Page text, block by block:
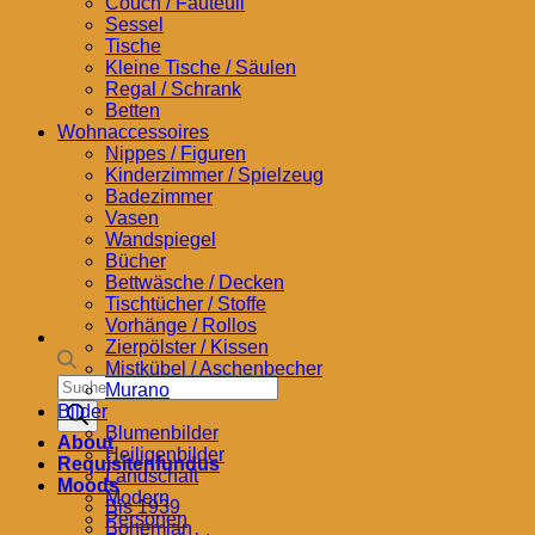
Products
search
About
Requisitenfundus
Moods
Bis 1939
Bohemian
Sessel
Tische
Kleine Tische / Säulen
Regal / Schrank
Betten
Wohnaccessoires
Nippes / Figuren
Kinderzimmer / Spielzeug
Badezimmer
Vasen
Wandspiegel
Bücher
Bettwäsche / Decken
Tischtücher / Stoffe
Vorhänge / Rollos
Zierpölster / Kissen
Mistkübel / Aschenbecher
Murano
Bilder
Blumenbilder
Heiligenbilder
Landschaft
Modern
Personen